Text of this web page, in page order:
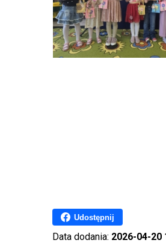
Udostępnij
Data dodania: 2026-04-20